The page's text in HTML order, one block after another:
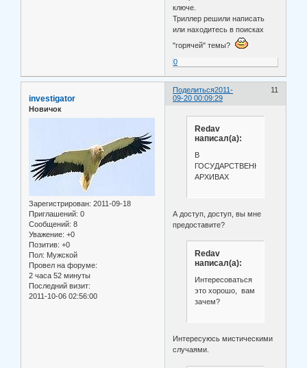
ключе.
Триллер решили написать
или находитесь в поисках
"горячей" темы?
0
Поделиться 11
2011-
09-20 00:09:29
investigator
Новичок
Зарегистрирован: 2011-09-18
Приглашений: 0
Сообщений: 8
Уважение: +0
Позитив: +0
Пол: Мужской
Провел на форуме:
2 часа 52 минуты
Последний визит:
2011-10-06 02:56:00
Redav
написал(а):
В
ГОСУДАРСТВЕННЫХ
АРХИВАХ
А доступ, доступ, вы мне
предоставите?
Redav
написал(а):
Интересоваться
это хорошо, вам
зачем?
Интересуюсь мистическими
случаями.